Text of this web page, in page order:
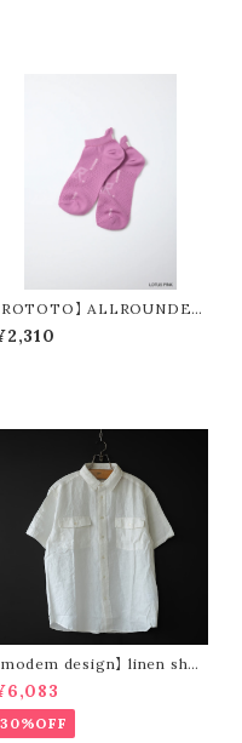
ROTOTO】 ALLROUNDER
MESH "NO SHOW" R
modem design】 linen shor
sleeve shirt (white)
30%OFF